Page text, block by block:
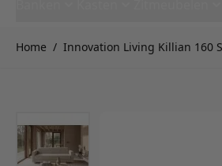
Home / Innovation Living Killian 160
Innovation Living